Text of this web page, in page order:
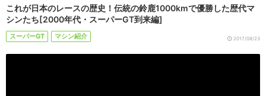
これが日本のレースの歴史！伝統の鈴鹿1000kmで優勝した歴代マ
シンたち[2000年代・スーパーGT到来編]
スーパーGT マシン紹介 2017/08/23